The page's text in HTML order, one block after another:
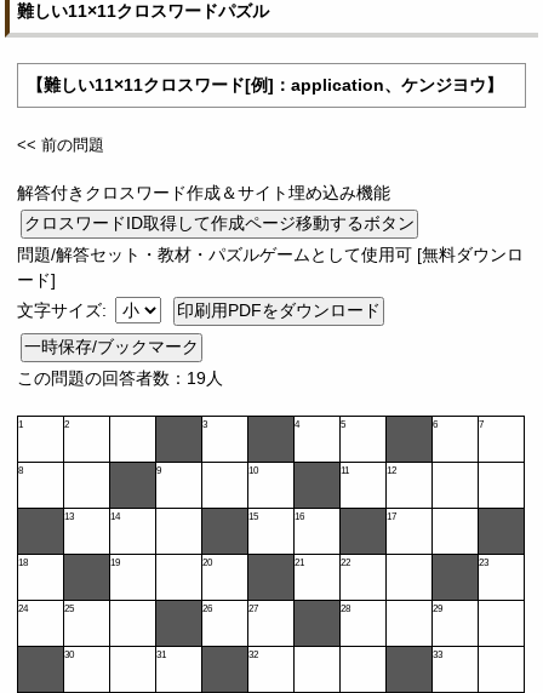
難しい11×11クロスワードパズル
【難しい11×11クロスワード[例]：application、ケンジヨウ】
<< 前の問題
解答付きクロスワード作成＆サイト埋め込み機能
問題/解答セット・教材・パズルゲームとして使用可 [無料ダウンロ
ード]
文字サイズ:
一時保存/ブックマーク
この問題の回答者数：19人
1 2 3 4 5 6 7
8 9 10 11 12
13 14 15 16 17
18 19 20 21 22 23
24 25 26 27 28 29
30 31 32 33